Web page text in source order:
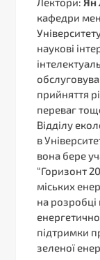
кафедри
наукові
прийняття
переваг
Відділу
в
вона бере
“Горизонт
міських
на
підтримки
зеленої